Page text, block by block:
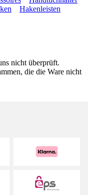
Hakenleisten
nicht überprüft.
die die Ware nicht